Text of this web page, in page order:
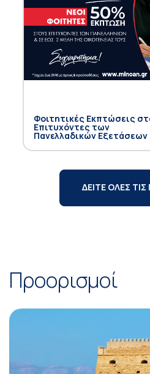
Φοιτητικές Εκπτώσεις
Επιτυχόντες των
Πανελλαδικών Εξετάσεων
ΔΕΙΤΕ ΟΛΕΣ
Προορισμοί